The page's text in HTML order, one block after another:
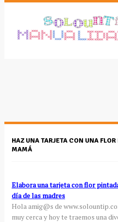
HAZ UNA TARJETA CON UNA
MAMÁ
Elabora una tarjeta con flor
día de las madres
Hola amig@s de
muy cerca y hoy te traemos una